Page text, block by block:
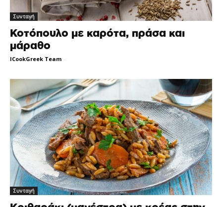
Συνταγή
Κοτόπουλο με καρότα, πράσα και
μάραθο
ICookGreek Team -
Συνταγή